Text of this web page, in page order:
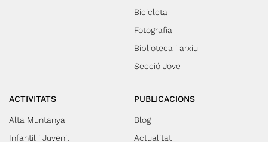
Bicicleta
Fotografia
Biblioteca i arxiu
Secció Jove
ACTIVITATS
Alta Muntanya
Infantil i Juvenil
PUBLICACIONS
Blog
Actualitat